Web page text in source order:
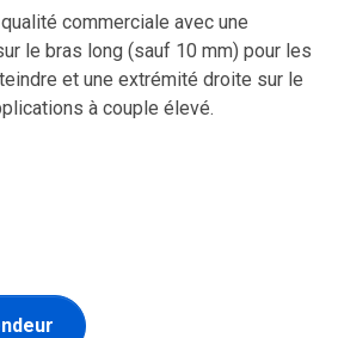
commerciale avec une
le bras long (sauf 10 mm) pour les
et une extrémité droite sur le
à couple élevé.